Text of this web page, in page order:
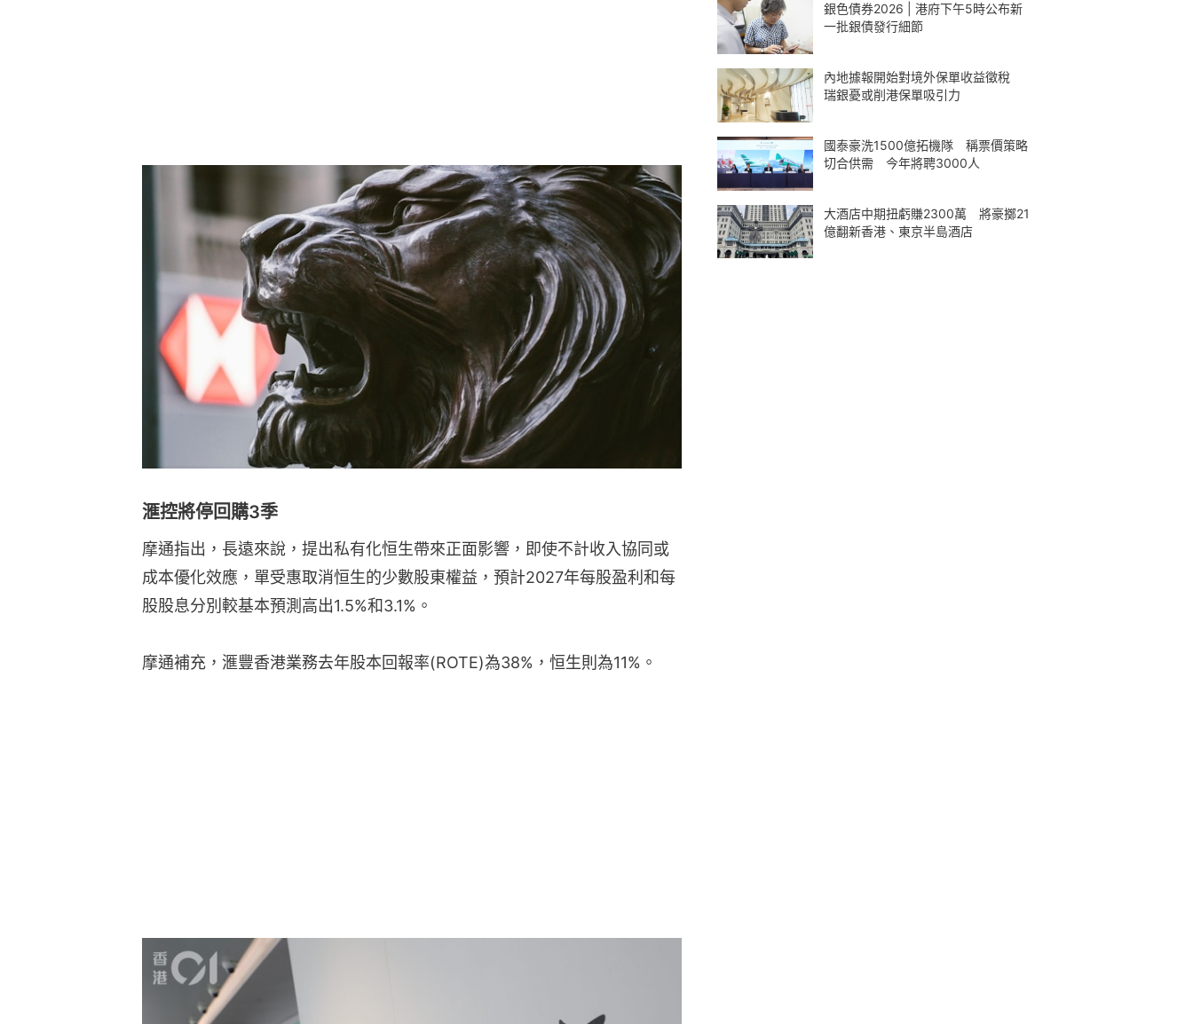
滙控將停回購3季
摩通指出，長遠來說，提出私有化恒生帶來正面影響，即使不計收入協同或
成本優化效應，單受惠取消恒生的少數股東權益，預計2027年每股盈利和每
股股息分別較基本預測高出1.5%和3.1%。
摩通補充，滙豐香港業務去年股本回報率(ROTE)為38%，恒生則為11%。
銀色債券2026 | 港府下午5時公布新
一批銀債發行細節
內地據報開始對境外保單收益徵稅
瑞銀憂或削港保單吸引力
國泰豪洗1500億拓機隊 稱票價策略
切合供需 今年將聘3000人
大酒店中期扭虧賺2300萬 將豪擲21
億翻新香港、東京半島酒店